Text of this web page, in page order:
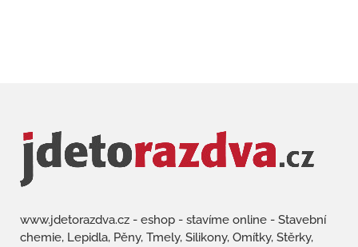
www.jdetorazdva.cz - eshop - stavíme online - Stavební
chemie, Lepidla, Pěny, Tmely, Silikony, Omítky, Stěrky,